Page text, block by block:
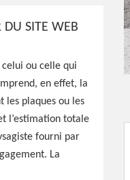
DU SITE WEB
ou celle qui
en effet, la
les plaques ou les
l’estimation totale
fourni par
La